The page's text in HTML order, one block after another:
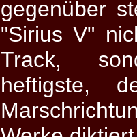
gegenüber
"Sirius V"
Track,
heftigste,